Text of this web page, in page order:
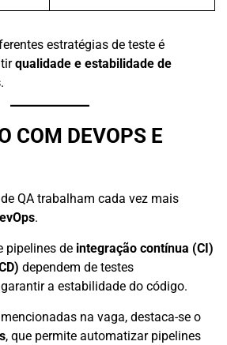
estratégias de teste é
qualidade e estabilidade de
.
COM DEVOPS E
QA trabalham cada vez mais
.
pipelines de integração contínua (CI)
dependem de testes
a estabilidade do código.
na vaga, destaca-se o
, que permite automatizar pipelines